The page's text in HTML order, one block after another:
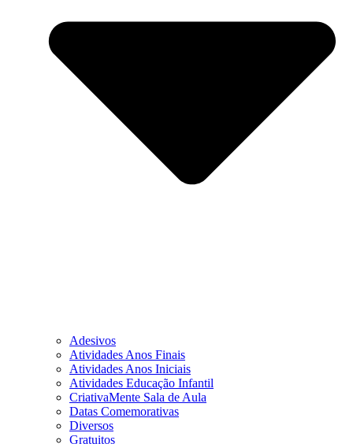
Adesivos
Atividades Anos Finais
Atividades Anos Iniciais
Atividades Educação Infantil
CriativaMente Sala de Aula
Datas Comemorativas
Diversos
Gratuitos